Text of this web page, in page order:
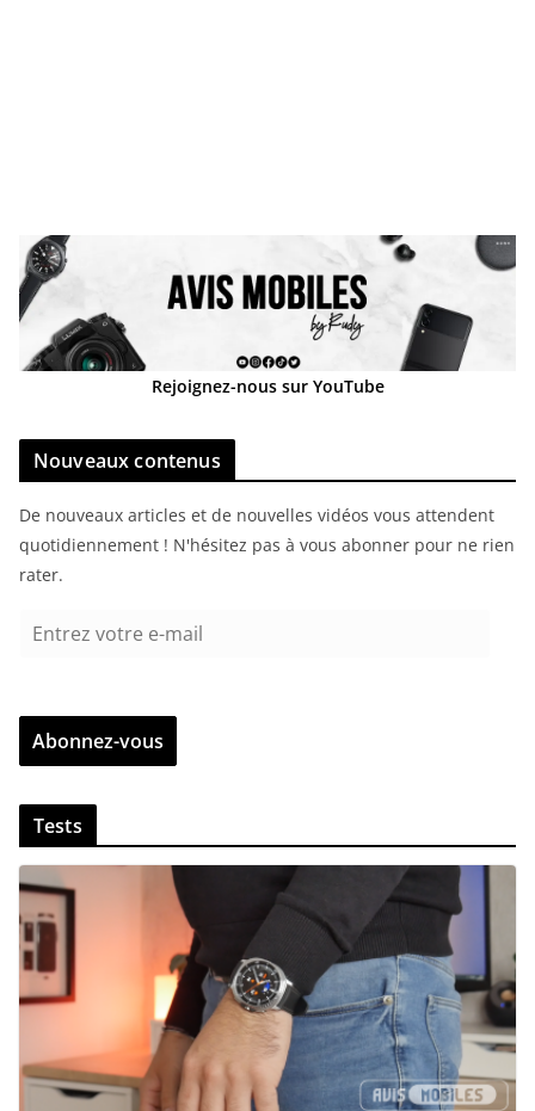
Rejoignez-nous sur YouTube
Nouveaux contenus
De nouveaux articles et de nouvelles vidéos vous attendent
quotidiennement ! N'hésitez pas à vous abonner pour ne rien
rater.
r
z
v
t
r
e
e
m
i
Abonnez-vous
Tests